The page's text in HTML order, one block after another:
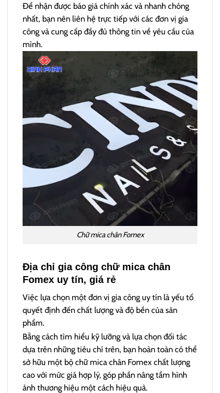
Để nhận được báo giá chính xác và nhanh chóng
nhất, bạn nên liên hệ trực tiếp với các đơn vị gia
công và cung cấp đầy đủ thông tin về yêu cầu của
mình.
Chữ mica chân Fomex
Địa chỉ gia công chữ mica chân
Fomex uy tín, giá rẻ
Việc lựa chọn một đơn vị gia công uy tín là yếu tố
quyết định đến chất lượng và độ bền của sản
phẩm.
Bằng cách tìm hiểu kỹ lưỡng và lựa chọn đối tác
dựa trên những tiêu chí trên, bạn hoàn toàn có thể
sở hữu một bộ chữ mica chân Fomex chất lượng
cao với mức giá hợp lý, góp phần nâng tầm hình
ảnh thương hiệu một cách hiệu quả.